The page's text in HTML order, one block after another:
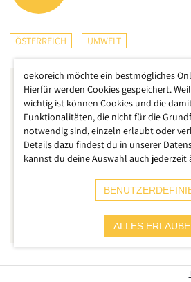
ÖSTERREICH UMWELT
Das Unwetter war angekündigt
oekoreich möchte ein bestmögliches
Hierfür werden Cookies gespeichert.
wichtig ist können Cookies und die
Funktionalitäten, die nicht für die
notwendig sind, einzeln erlaubt oder
Details dazu findest du in unserer
kannst du deine Auswahl auch jederzeit
ALLES